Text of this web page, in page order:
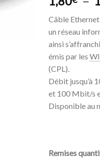
Câble
un réseau
ainsi
émis par les
(CPL).
Débit jusqu’à
et 100 Mbit/s
Disponible au
Remises